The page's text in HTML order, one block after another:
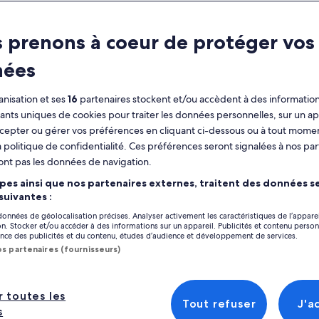
Annulation gratuite
disponible
7 h
d’attente
Confirmation
immédiate
Un excursion complet des attractions les plus
connues de Milan
Fascinant excursion de la célèbre cathédrale
Duomo
#Le château des Sforza et la Scala font partie
des lieux à visiter.
plus
Afficher
Cadorna Train
Point de
Meet your guide
Cadorna train
14 Piazzale Luigi
20123, Milano,
prenons à coeur de protéger vos
et ses16 partenaires stockent et/ou accèdent à des
uniques de cookies pour traiter les données personnelles, sur un
ou gérer vos préférences en cliquant ci-dessous ou à tout
politique de confidentialité. Ces préférences seront signalées à nos
pas les données de navigation.
ainsi que nos partenaires externes, traitent des données
:
de géolocalisation précises. Analyser activement les caractéristiques de
Stocker et/ou accéder à des informations sur un appareil. Publicités et contenu
des publicités et du contenu, études d’audience et développement de services.
partenaires (fournisseurs)
toutes les
Tout refuser